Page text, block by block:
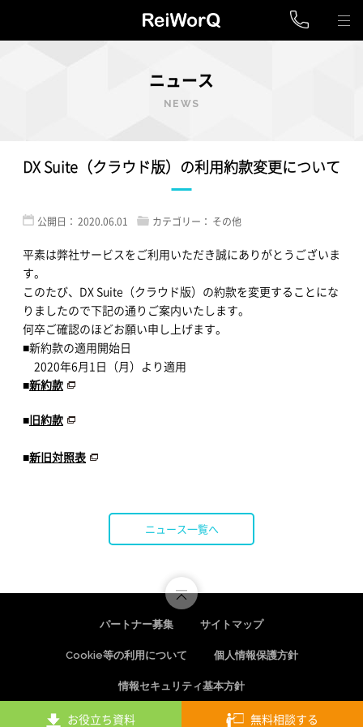
ニュース
NEWS
DX Suite（クラウド版）の利用約款変更について
公開日： 2020.06.01 カテゴリー： その他
平素は弊社サービスをご利用いただき誠にありがとうございま
す。
このたび、DX Suite（クラウド版）の約款を変更することにな
りましたので下記の通りご案内いたします。
何卒ご確認のほどお願い申し上げます。
■新約款の適用開始日
2020年6月1日（月）より適用
■新約款
■旧約款
■新旧対照表
ニュース一覧へ
お役立ち資料 無料相談する
パートナー募集 サイトマップ
Cookie等の利用について 個人情報保護方針
情報セキュリティ基本方針
Copyright © Startia Technos, Inc. All rights reserved.